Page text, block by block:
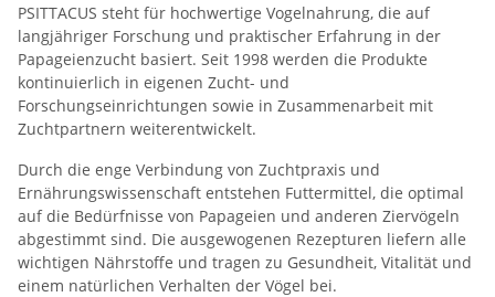
PSITTACUS steht für hochwertige Vogelnahrung, die auf
langjähriger Forschung und praktischer Erfahrung in der
Papageienzucht basiert. Seit 1998 werden die Produkte
kontinuierlich in eigenen Zucht- und
Forschungseinrichtungen sowie in Zusammenarbeit mit
Zuchtpartnern weiterentwickelt.
Durch die enge Verbindung von Zuchtpraxis und
Ernährungswissenschaft entstehen Futtermittel, die optimal
auf die Bedürfnisse von Papageien und anderen Ziervögeln
abgestimmt sind. Die ausgewogenen Rezepturen liefern alle
wichtigen Nährstoffe und tragen zu Gesundheit, Vitalität und
einem natürlichen Verhalten der Vögel bei.